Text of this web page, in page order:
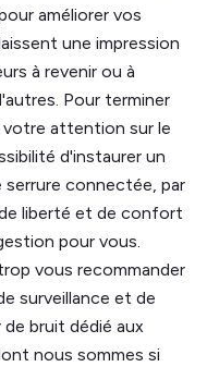
améliorer vos
une impression
à revenir ou à
Pour terminer
attention sur le
d'instaurer un
serrure connectée, par
liberté et de confort
pour vous.
vous recommander
surveillance et de
bruit dédié aux
nous sommes si